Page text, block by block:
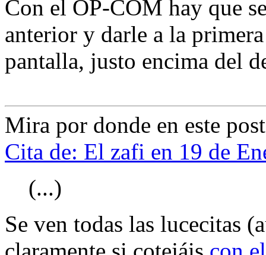
Con el OP-COM hay que
anterior y darle a la
pantalla, justo encima del
Mira por donde en este
Cita de: El zafi en 19 de
(...)
Se ven todas las lucecitas